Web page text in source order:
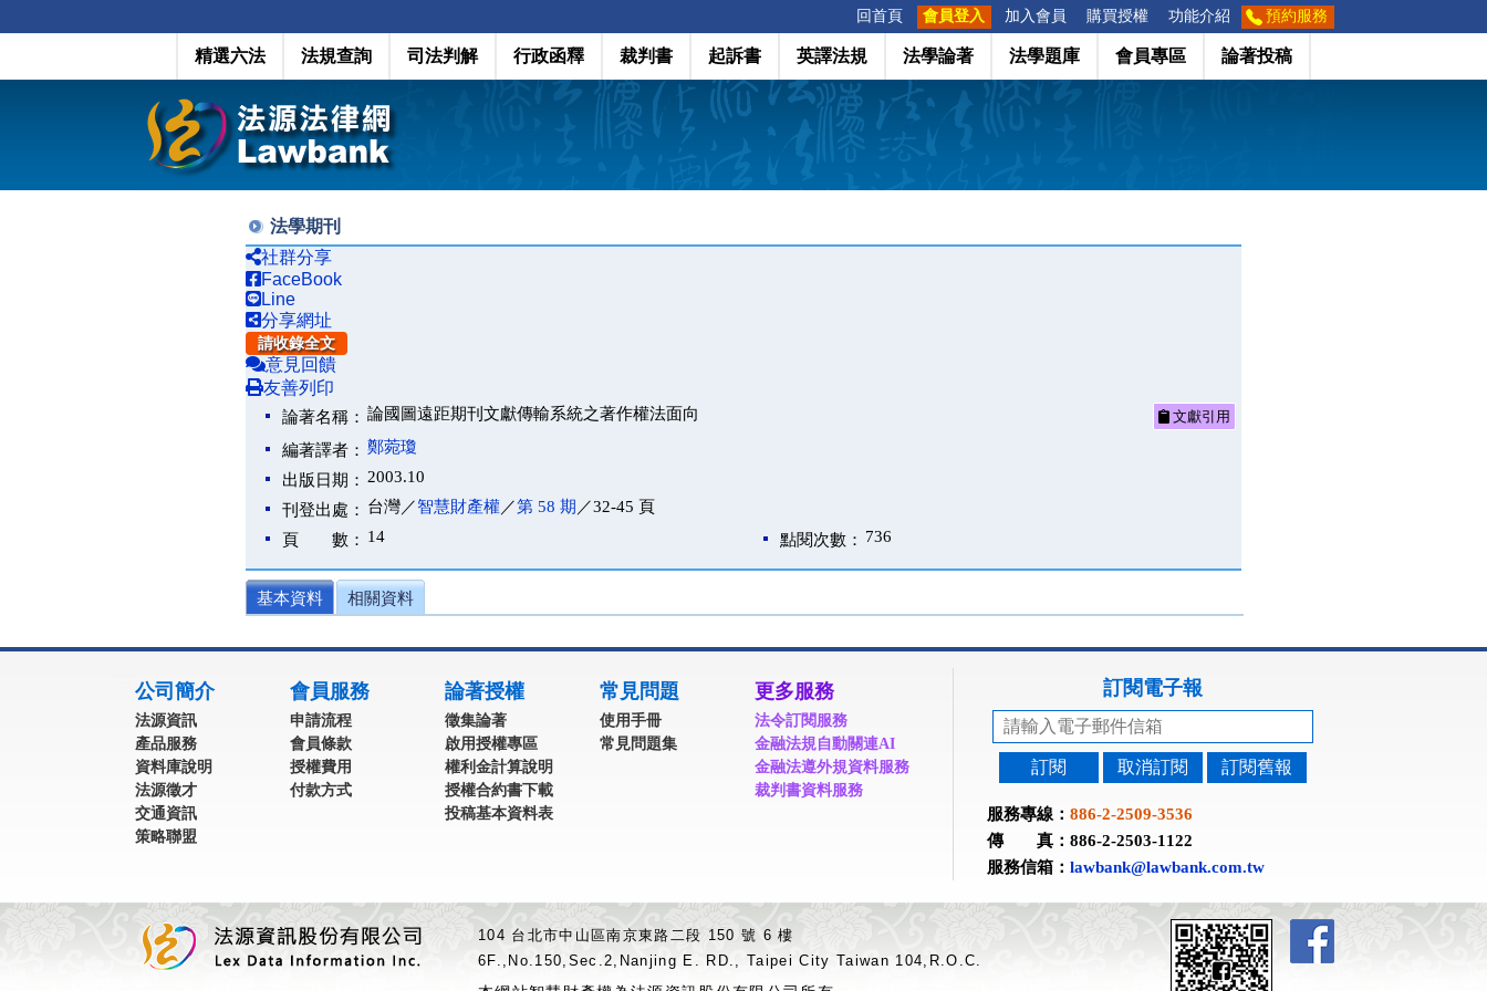
回首頁 會員登入 加入會員 購買授權 功能介紹 預約服務
精選六法 法規查詢 司法判解 行政函釋 裁判書 起訴書 英譯法規 法學論著 法學題庫 會員專區 論著投稿
法學期刊
社群分享
FaceBook
Line
分享網址
請收錄全文
意見回饋
友善列印
論著名稱： 論國圖遠距期刊文獻傳輸系統之著作權法面向 文獻引用
編著譯者： 鄭菀瓊
出版日期： 2003.10
刊登出處： 台灣／智慧財產權／第 58 期 ／32-45 頁
頁 數： 14 點閱次數： 736
基本資料 相關資料
公司簡介
法源資訊
產品服務
資料庫說明
法源徵才
交通資訊
策略聯盟
會員服務
申請流程
會員條款
授權費用
付款方式
論著授權
徵集論著
啟用授權專區
權利金計算說明
授權合約書下載
投稿基本資料表
常見問題
使用手冊
常見問題集
更多服務
法令訂閱服務
金融法規自動關連AI
金融法遵外規資料服務
裁判書資料服務
訂閱電子報
訂閱 取消訂閱 訂閱舊報
服務專線： 886-2-2509-3536
傳 真：886-2-2503-1122
服務信箱： lawbank@lawbank.com.tw
104 台北市中山區南京東路二段 150 號 6 樓
6F.,No.150,Sec.2,Nanjing E. RD., Taipei City Taiwan 104,R.O.C.